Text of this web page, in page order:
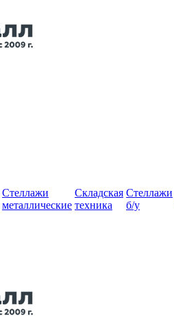
Стеллажи
металлические
Складская
техника
Стеллажи
б/у